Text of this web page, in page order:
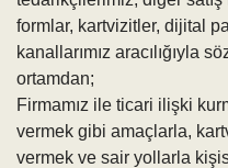
formlar, kartvizitler, dijital
kanallarımız aracılığıyla
ortamdan;
Firmamız ile ticari ilişki
vermek gibi amaçlarla,
vermek ve sair yollarla